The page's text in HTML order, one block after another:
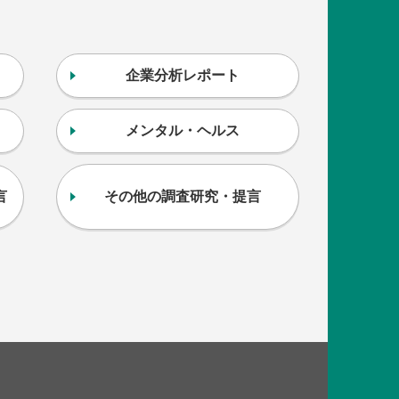
企業分析レポート
メンタル・ヘルス
その他の調査研究・提言